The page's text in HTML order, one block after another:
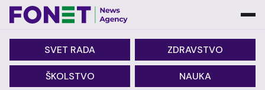
SVET RADA ZDRAVSTVO
ŠKOLSTVO NAUKA